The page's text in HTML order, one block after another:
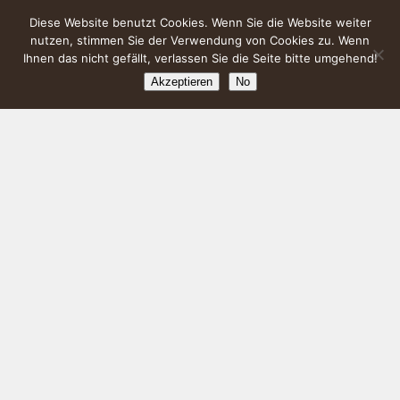
Diese Website benutzt Cookies. Wenn Sie die Website weiter
nutzen, stimmen Sie der Verwendung von Cookies zu. Wenn
Ihnen das nicht gefällt, verlassen Sie die Seite bitte umgehend!
Akzeptieren No